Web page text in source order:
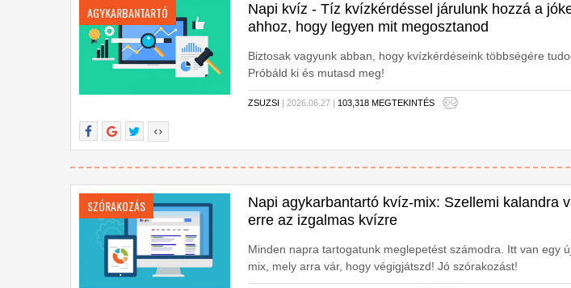
AGYKARBANTARTÓ
Napi kvíz - Tíz kvízkérdéssel járulunk hozzá a
ahhoz, hogy legyen mit megosztanod
Biztosak vagyunk abban, hogy kvízkérdéseink többségére
Próbáld ki és mutasd meg!
ZSUZSI | 2026.06.27 | 103,318 MEGTEKINTÉS
SZÓRAKOZÁS
Napi agykarbantartó kvíz-mix: Szellemi kalandra
erre az izgalmas kvízre
Minden napra tartogatunk meglepetést számodra. Itt van egy
mix, mely arra vár, hogy végigjátszd! Jó szórakozást!